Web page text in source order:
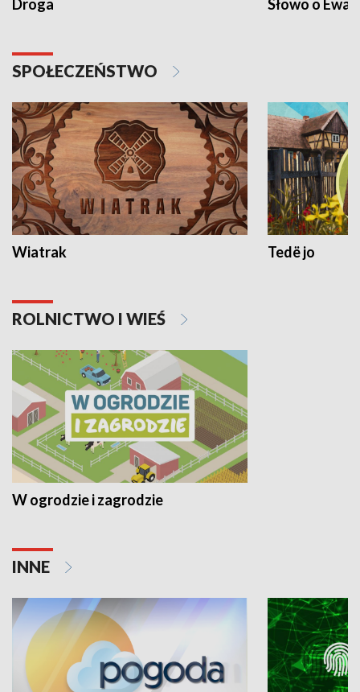
Droga Słowo o
SPOŁECZEŃSTWO
Wiatrak Tedë jo
ROLNICTWO I WIEŚ
W ogrodzie i zagrodzie
INNE